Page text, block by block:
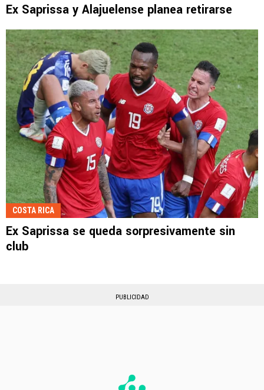
Ex Saprissa y Alajuelense planea retirarse
COSTA RICA
Ex Saprissa se queda sorpresivamente sin
club
PUBLICIDAD